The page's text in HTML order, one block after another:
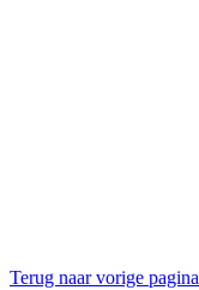
Terug naar vorige pagina